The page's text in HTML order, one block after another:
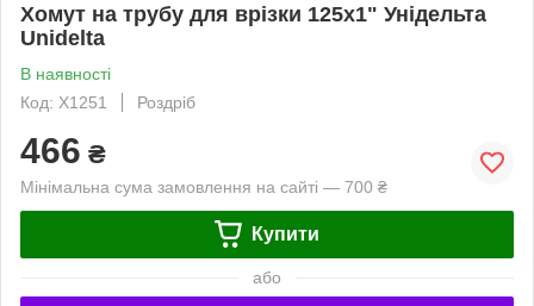
Хомут на трубу для врізки 125х1" Унідельта
Unidelta
В наявності
Код: Х1251
Роздріб
466 ₴
Мінімальна сума замовлення на сайті — 700 ₴
Купити
або